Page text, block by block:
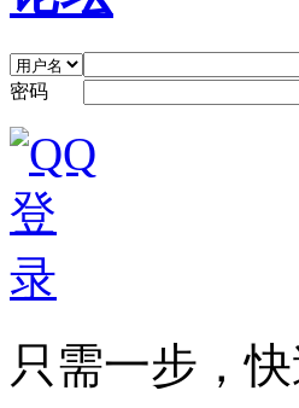
密码
只需一步，